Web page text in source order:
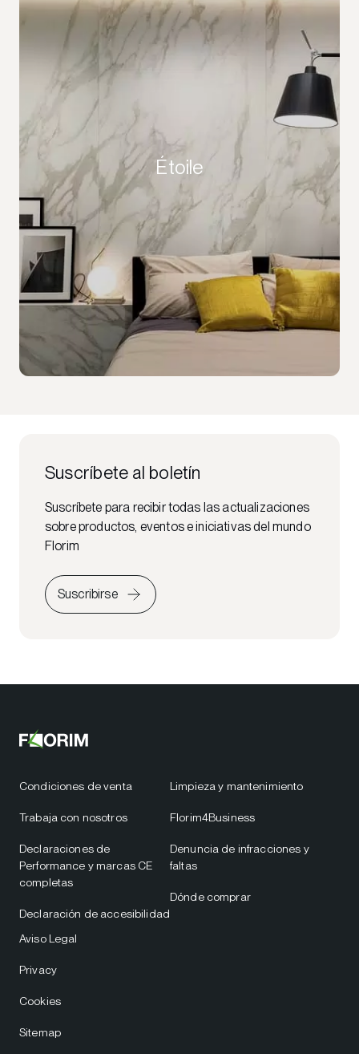
Étoile
Suscríbete al boletín
Suscríbete para recibir todas las actualizaciones
sobre productos, eventos e iniciativas del mundo
Florim
Suscribirse
Condiciones de venta
Trabaja con nosotros
Declaraciones de
Performance y marcas CE
completas
Declaración de accesibilidad
Limpieza y mantenimiento
Florim4Business
Denuncia de infracciones y
faltas
Dónde comprar
Aviso Legal
Privacy
Cookies
Sitemap